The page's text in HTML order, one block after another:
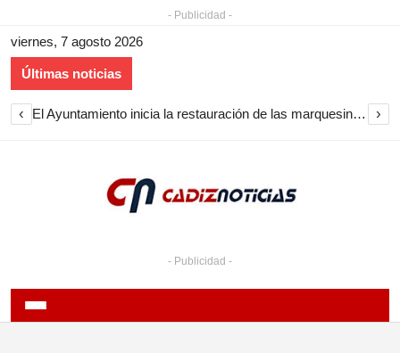
- Publicidad -
viernes, 7 agosto 2026
Últimas noticias
‹ El Ayuntamiento inicia la restauración de las marquesinas de Plaza Esteve para volver a instalarlas en el centro de Jerez ›
- Publicidad -